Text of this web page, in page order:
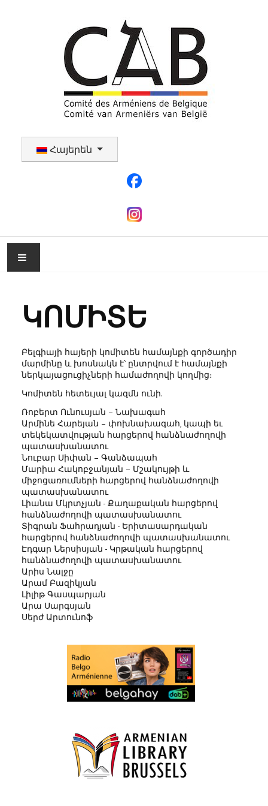
Հայերեն
ՆՈՐՈՒԹՅՈՒՆՆԵՐ
ՀԱՄԱՅՆՔ
ԻՐԱԴԱՐՁՈՒԹՅՈՒՆՆԵՐ
🔔 ԸՆՏՐՈՒԹՅՈՒՆՆԵՐ 2026 🗳️
ԵԿԵՂԵՑԻ
ՀԱՅ ՏՈՒՆ
ՄԻՈՒԹՅՈՒՆՆԵՐ
ԿԱՊ
ԿՈՄԻՏԵ
Բելգիայի հայերի կոմիտեն համայնքի գործադիր
մարմինը և խոսնակն է՝ ընտրվում է համայնքի
ներկայացուցիչների համաժողովի կողմից։
Կոմիտեն հետեւյալ կազմն ունի.
Ռոբերտ Ունուսյան – Նախագահ
Արմինե Հարեյան – փոխնախագահ, կապի եւ
տեկեկատվության հարցերով հանձնաժողովի
պատասխանատու
Նուբար Սիփան – Գանձապահ
Մարիա Հակոբջանյան – Մշակույթի և
միջոցառումների հարցերով հանձնաժողովի
պատասխանատու
Լիանա Մկրտչյան - Քաղաքական հարցերով
հանձնաժողովի պատասխանատու
Տիգրան Ֆահրադյան - Երիտասարդական
հարցերով հանձնաժողովի պատասխանատու
Էդգար Ներսիսյան - Կրթական հարցերով
հանձնաժողովի պատասխանատու
Արիս Նալջը
Արամ Բազիկյան
Լիլիթ Գասպարյան
Արա Սարգսյան
Սերժ Արտունոֆ